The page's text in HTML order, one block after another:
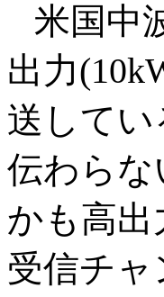
米国中
出力
送して
伝わら
かも高
受信チャ